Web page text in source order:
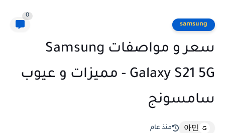
samsung
0
سعر و مواصفات Samsung
Galaxy S21 5G - مميزات و عيوب
سامسونج
아민 منذ عام